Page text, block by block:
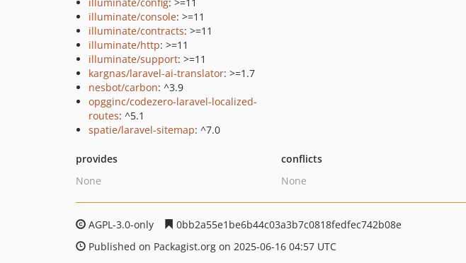
illuminate/console: >=11
illuminate/contracts: >=11
illuminate/http: >=11
illuminate/support: >=11
kargnas/laravel-ai-translator: >=1.7
nesbot/carbon: ^3.9
opgginc/codezero-laravel-localized-
routes: ^5.1
spatie/laravel-sitemap: ^7.0
provides
None
conflicts
None
AGPL-3.0-only
0bb2a55e1be6b44c03a3b7c0818fedfec742b08e
Published on Packagist.org on 2025-06-16 04:57 UTC